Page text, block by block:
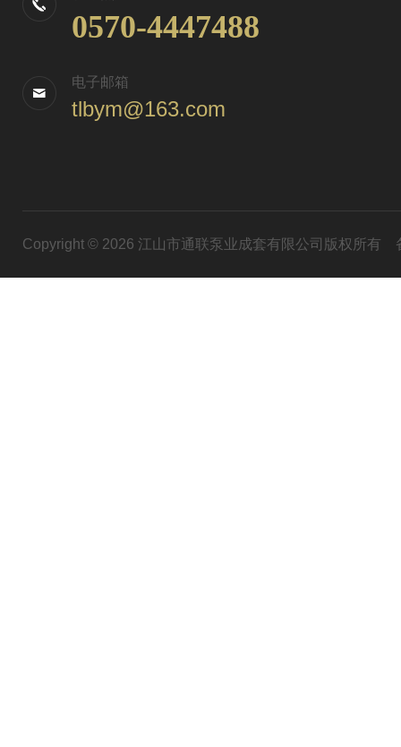
0570-4447488
电子邮箱
tlbym@163.com
Copyright © 2026 江山市通联泵业成套有限公司版权所有